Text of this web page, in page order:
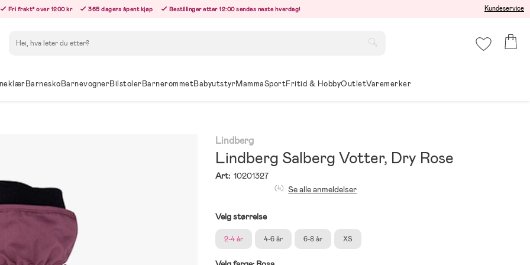
Fri frakt* over 1200 kr 365 dagers åpent kjøp Bestillinger etter 12:00 sendes neste hverdag! Kundeservice
BarneskoBarnevognerBilstolerBarnerommetBabyutstyrMammaSportFritid & HobbyOutletVaremerker
Lindberg
Lindberg Salberg Votter, Dry Rose
Art: 10201327
(4) Se alle anmeldelser
Velg størrelse
2-4 år 4-6 år 6-8 år XS